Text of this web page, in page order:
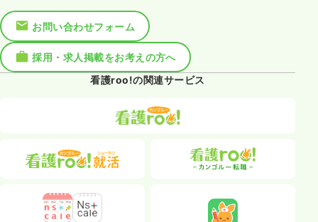
お問い合わせフォーム
採用・求人掲載をお考えの方へ
看護roo!の関連サービス